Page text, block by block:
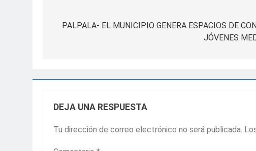
dePALPALA- EL MUNICIPIO GENERA ESPACIOS DE
JÓVENES
DEJA UNA RESPUESTA
Tu dirección de correo electrónico no será publicada.